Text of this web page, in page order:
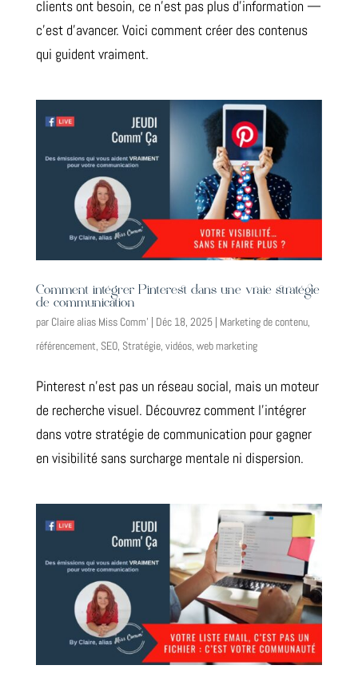
clients ont besoin, ce n’est pas plus d’information —
c’est d’avancer. Voici comment créer des contenus
qui guident vraiment.
Comment intégrer Pinterest dans une vraie stratégie
de communication
par Claire alias Miss Comm' | Déc 18, 2025| Marketing de contenu,
référencement, SEO, Stratégie, vidéos, web marketing
Pinterest n’est pas un réseau social, mais un moteur
de recherche visuel. Découvrez comment l’intégrer
dans votre stratégie de communication pour gagner
en visibilité sans surcharge mentale ni dispersion.